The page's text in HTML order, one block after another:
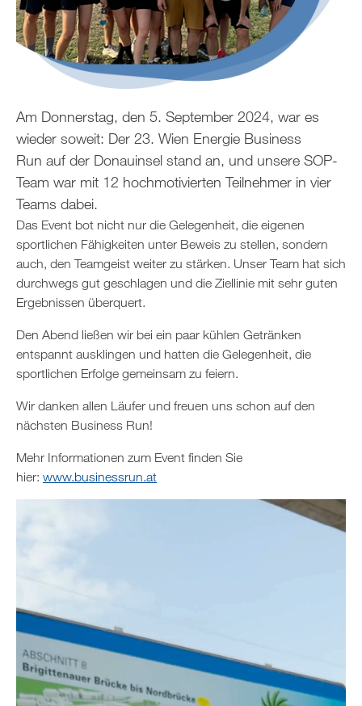
Am Donnerstag, den 5. September 2024, war es
wieder soweit: Der 23. Wien Energie Business
Run auf der Donauinsel stand an, und unsere SOP-
Team war mit 12 hochmotivierten Teilnehmer in vier
Teams dabei.
Das Event bot nicht nur die Gelegenheit, die eigenen
sportlichen Fähigkeiten unter Beweis zu stellen, sondern
auch, den Teamgeist weiter zu stärken. Unser Team hat sich
durchwegs gut geschlagen und die Ziellinie mit sehr guten
Ergebnissen überquert.
Den Abend ließen wir bei ein paar kühlen Getränken
entspannt ausklingen und hatten die Gelegenheit, die
sportlichen Erfolge gemeinsam zu feiern.
Wir danken allen Läufer und freuen uns schon auf den
nächsten Business Run!
Mehr Informationen zum Event finden Sie
hier: www.businessrun.at